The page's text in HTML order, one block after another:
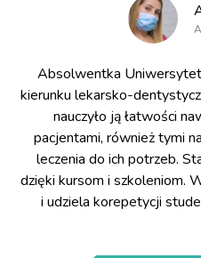
Absolwentka
kierunku lekarsko-
nauczyło ją łatwości
pacjentami, również tymi
leczenia do ich potrzeb.
dzięki kursom i szkoleniom.
i udziela korepetycji